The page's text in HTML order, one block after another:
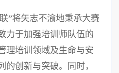
”将矢志不渝地秉承大赛
力于加强培训师队伍的
理培训领域及生命与安
的创新与突破。同时，